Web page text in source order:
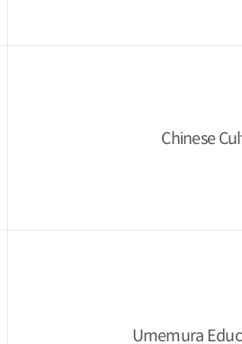
Chinese
Umemura